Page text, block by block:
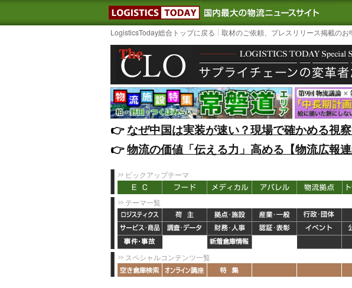
LOGISTICS TODAY｜国内最大の物
LogisticsToday総合トップに戻る 取材のご依頼、プレスリリース掲載のお
👉️なぜ中国は実装が速い？現場で確かめる視
👉️物流の価値「伝える力」高める【物流広報
ピックアップテーマ
テーマ一覧
スペシャルコンテンツ一覧